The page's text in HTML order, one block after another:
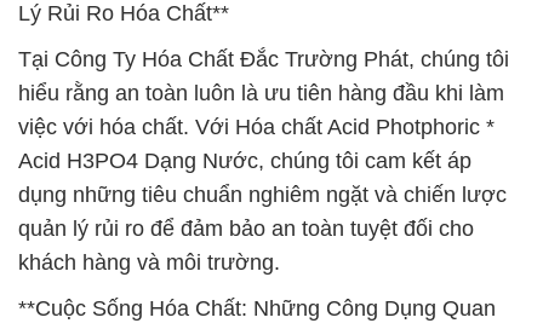
Lý Rủi Ro Hóa Chất**
Tại Công Ty Hóa Chất Đắc Trường Phát, chúng tôi
hiểu rằng an toàn luôn là ưu tiên hàng đầu khi làm
việc với hóa chất. Với Hóa chất Acid Photphoric *
Acid H3PO4 Dạng Nước, chúng tôi cam kết áp
dụng những tiêu chuẩn nghiêm ngặt và chiến lược
quản lý rủi ro để đảm bảo an toàn tuyệt đối cho
khách hàng và môi trường.
**Cuộc Sống Hóa Chất: Những Công Dụng Quan